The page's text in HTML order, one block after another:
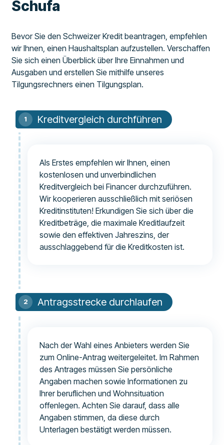
Schufa
Bevor Sie den Schweizer Kredit beantragen, empfehlen
wir Ihnen, einen Haushaltsplan aufzustellen. Verschaffen
Sie sich einen Überblick über Ihre Einnahmen und
Ausgaben und erstellen Sie mithilfe unseres
Tilgungsrechners einen Tilgungsplan.
Kreditvergleich durchführen
Als Erstes empfehlen wir Ihnen, einen
kostenlosen und unverbindlichen
Kreditvergleich bei Financer durchzuführen.
Wir kooperieren ausschließlich mit seriösen
Kreditinstituten! Erkundigen Sie sich über die
Kreditbeträge, die maximale Kreditlaufzeit
sowie den effektiven Jahreszins, der
ausschlaggebend für die Kreditkosten ist.
Antragsstrecke durchlaufen
Nach der Wahl eines Anbieters werden Sie
zum Online-Antrag weitergeleitet. Im Rahmen
des Antrages müssen Sie persönliche
Angaben machen sowie Informationen zu
Ihrer beruflichen und Wohnsituation
offenlegen. Achten Sie darauf, dass alle
Angaben stimmen, da diese durch
Unterlagen bestätigt werden müssen.